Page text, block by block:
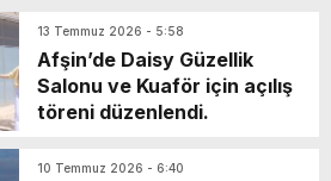
13 Temmuz 2026 - 5:58
Afşin’de Daisy Güzellik
Salonu ve Kuaför için açılış
töreni düzenlendi.
10 Temmuz 2026 - 6:40